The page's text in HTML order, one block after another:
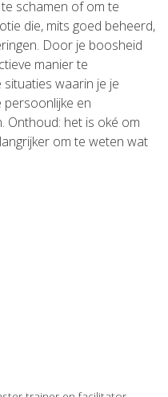
schamen of om te
die, mits goed beheerd,
Door je boosheid
manier te
waarin je je
persoonlijke en
Onthoud: het is oké om
om te weten wat